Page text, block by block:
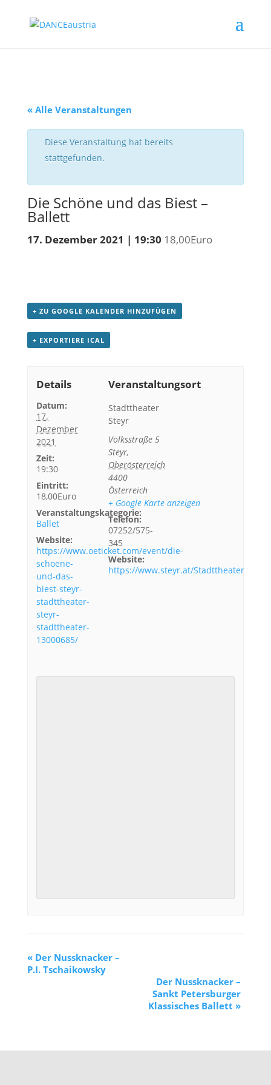
« Alle Veranstaltungen
Diese Veranstaltung hat bereits
stattgefunden.
Die Schöne und das Biest –
Ballett
17. Dezember 2021 | 19:30 18,00Euro
+ ZU GOOGLE KALENDER HINZUFÜGEN
+ EXPORTIERE ICAL
Details
Datum:
17.
Dezember
2021
Zeit:
19:30
Eintritt:
18,00Euro
Veranstaltungskategorie:
Ballet
Website:
https://www.oeticket.com/event/die-
schoene-
und-das-
biest-steyr-
stadttheater-
steyr-
stadttheater-
13000685/
Veranstaltungsort
Stadttheater
Steyr
Volksstraße 5
Steyr,
Oberösterreich
4400
Österreich
+ Google Karte anzeigen
Telefon:
07252/575-
345
Website:
https://www.steyr.at/Stadttheater
«Der Nussknacker –
P.I. Tschaikowsky
Der Nussknacker –
Sankt Petersburger
Klassisches Ballett »